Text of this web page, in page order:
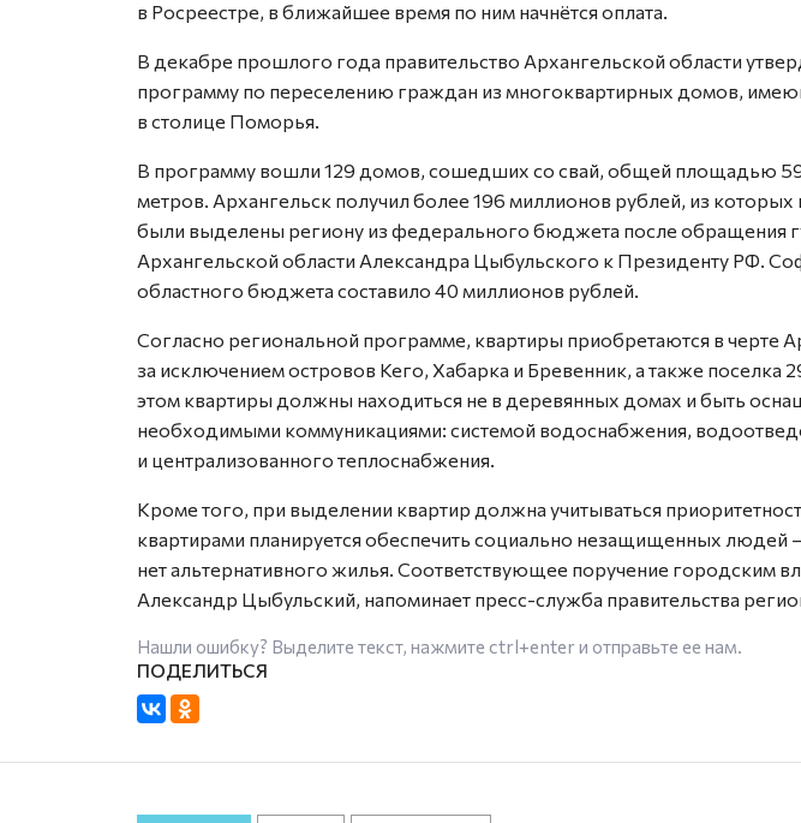
в Росреестре, в ближайшее время по ним начнётся оплата.
В декабре прошлого года правительство Архангельской области
программу по переселению граждан из многоквартирных домов,
в столице Поморья.
В программу вошли 129 домов, сошедших со свай, общей площадью
метров. Архангельск получил более 196 миллионов рублей, из которых
были выделены региону из федерального бюджета после обращения
Архангельской области Александра Цыбульского к Президенту РФ.
областного бюджета составило 40 миллионов рублей.
Согласно региональной программе, квартиры приобретаются в черте
за исключением островов Кего, Хабарка и Бревенник, а также поселка
этом квартиры должны находиться не в деревянных домах и быть
необходимыми коммуникациями: системой водоснабжения,
и централизованного теплоснабжения.
Кроме того, при выделении квартир должна учитываться
квартирами планируется обеспечить социально незащищенных людей
нет альтернативного жилья. Соответствующее поручение городским
Александр Цыбульский, напоминает пресс-служба правительства
Нашли ошибку? Выделите текст, нажмите ctrl+enterи отправьте ее нам.